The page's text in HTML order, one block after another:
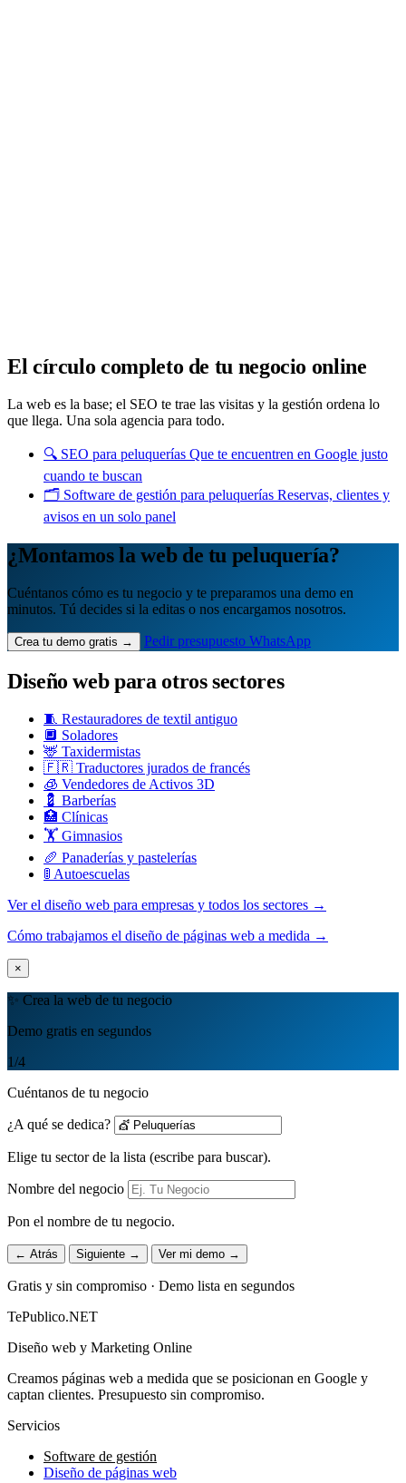
El círculo completo de tu negocio online
La web es la base; el SEO te trae las visitas y la gestión ordena lo
que llega. Una sola agencia para todo.
🔍 SEO para peluquerías Que te encuentren en Google justo
cuando te buscan
🗂️ Software de gestión para peluquerías Reservas, clientes y
avisos en un solo panel
¿Montamos la web de tu peluquería?
Cuéntanos cómo es tu negocio y te preparamos una demo en
minutos. Tú decides si la editas o nos encargamos nosotros.
Crea tu demo gratis → Pedir presupuesto WhatsApp
Diseño web para otros sectores
🧵 Restauradores de textil antiguo
🔲 Soladores
🦌 Taxidermistas
🇫🇷 Traductores jurados de francés
🧊 Vendedores de Activos 3D
💈 Barberías
🏥 Clínicas
🏋️ Gimnasios
🥖 Panaderías y pastelerías
🚦 Autoescuelas
Ver el diseño web para empresas y todos los sectores →
Cómo trabajamos el diseño de páginas web a medida →
×
✨ Crea la web de tu negocio
Demo gratis en segundos
1/4
Cuéntanos de tu negocio
¿A qué se dedica?
Elige tu sector de la lista (escribe para buscar).
Nombre del negocio
Pon el nombre de tu negocio.
← Atrás Siguiente → Ver mi demo →
Gratis y sin compromiso · Demo lista en segundos
TePublico.NET
Diseño web y Marketing Online
Creamos páginas web a medida que se posicionan en Google y
captan clientes. Presupuesto sin compromiso.
Servicios
Software de gestión
Diseño de páginas web